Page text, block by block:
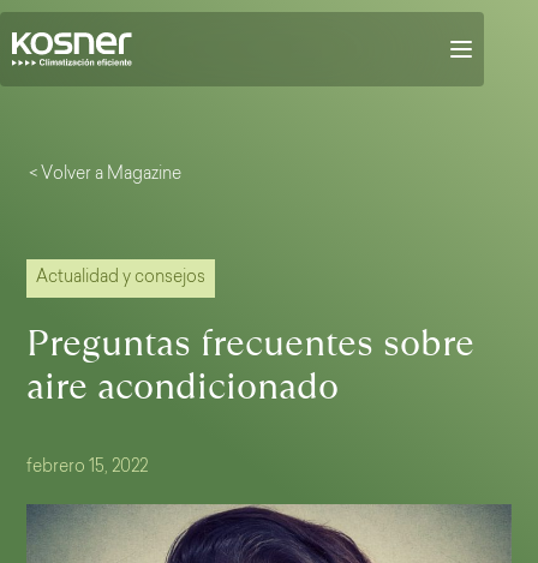
< Volver a Magazine
Actualidad y consejos
Preguntas frecuentes sobre
aire acondicionado
febrero 15, 2022